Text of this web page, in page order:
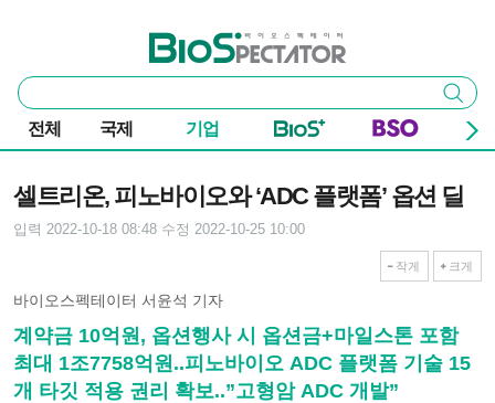
바이오스펙테이터
통
합
검
색
검색
전체 국제 기업
셀트리온, 피노바이오와 ‘ADC 플랫폼’ 옵션 딜
입력 2022-10-18 08:48 수정 2022-10-25 10:00
작게 크게
바이오스펙테이터 서윤석 기자
계약금 10억원, 옵션행사 시 옵션금+마일스톤 포함
최대 1조7758억원..피노바이오 ADC 플랫폼 기술 15
개 타깃 적용 권리 확보..”고형암 ADC 개발”